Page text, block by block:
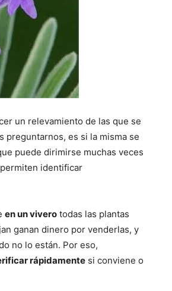
un relevamiento de las que se
preguntarnos, es si la misma se
puede dirimirse muchas veces
identificar
en un vivero todas las plantas
ganan dinero por venderlas, y
no lo están. Por eso,
rápidamente si conviene o